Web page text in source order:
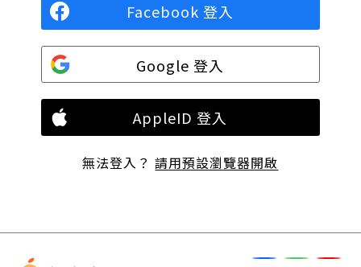
Facebook 登入
Google 登入
AppleID 登入
無法登入？請用預設瀏覽器開啟